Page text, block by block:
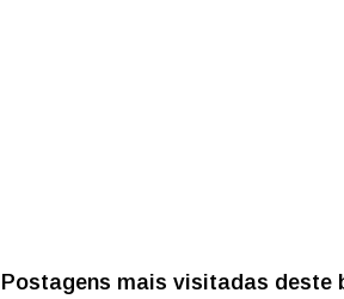
Postagens mais visitadas deste